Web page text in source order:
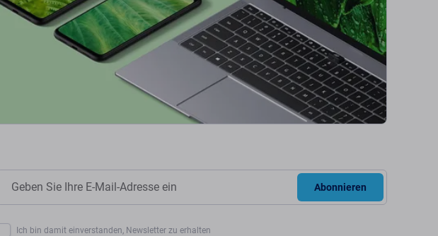
Abonnieren
Ich bin damit einverstanden, Newsletter zu erhalten